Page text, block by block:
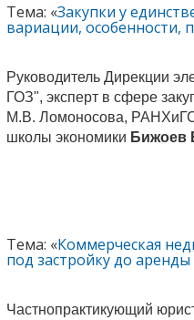
Тема: «Закупки у
вариации, особенности,
Руководитель Дирекции
ГОЗ", эксперт в сфере
М.В. Ломоносова,
школы экономики Бижоев
Тема: «Коммерческая
под застройку до
Частнопрактикующий